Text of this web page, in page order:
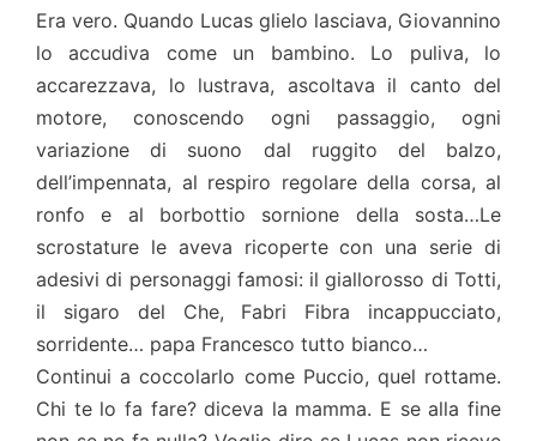
Era vero. Quando Lucas glielo lasciava, Giovannino
lo accudiva come un bambino. Lo puliva, lo
accarezzava, lo lustrava, ascoltava il canto del
motore, conoscendo ogni passaggio, ogni
variazione di suono dal ruggito del balzo,
dell’impennata, al respiro regolare della corsa, al
ronfo e al borbottio sornione della sosta…Le
scrostature le aveva ricoperte con una serie di
adesivi di personaggi famosi: il giallorosso di Totti,
il sigaro del Che, Fabri Fibra incappucciato,
sorridente… papa Francesco tutto bianco…
Continui a coccolarlo come Puccio, quel rottame.
Chi te lo fa fare? diceva la mamma. E se alla fine